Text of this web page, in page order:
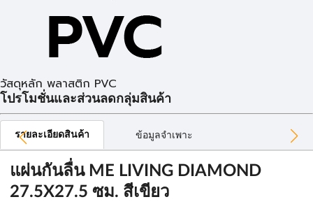
วัสดุหลัก พลาสติก PVC
โปรโมชั่นและส่วนลดกลุ่มสินค้า
รายละเอียดสินค้า ข้อมูลจำเพาะ
แผ่นกันลื่น ME LIVING DIAMOND
27.5X27.5 ซม. สีเขียว